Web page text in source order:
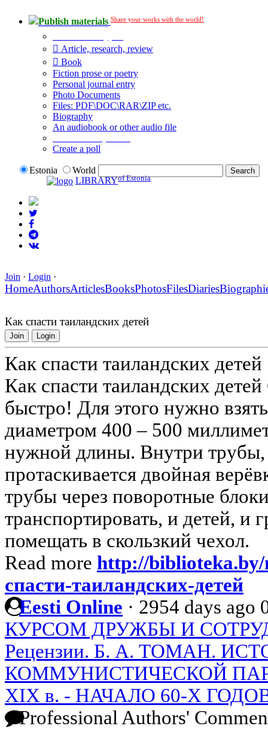
Publish materials Share your works with the world!
Article, research, review
Book
Fiction prose or poetry
Personal journal entry
Photo Documents
Files: PDF\DOC\RAR\ZIP etc.
Biography
An audiobook or other audio file
Create a poll
Estonia
World
LIBRARYof Estonia
Join · Login ·
HomeAuthorsArticlesBooksPhotosFilesDiaries
Как спасти таиландских детей
Join Login
Как спасти таиландских детей
Как спасти таиландских
быстро! Для этого нужно
диаметром 400 – 500
нужной длины. Внутри трубы,
протаскивается двойная
трубы через поворотные
транспортировать, и детей, и
помещать в скользкий чехол.
Read more http://
спасти-таиландских-детей
Eesti Online · 2954 days ago
КУРСОМ ДРУЖБЫ И
Рецензии. Б. А. ТОМАН.
КОММУНИСТИЧЕСКОЙ
XIX в. - НАЧАЛО 60-Х
Professional Authors'